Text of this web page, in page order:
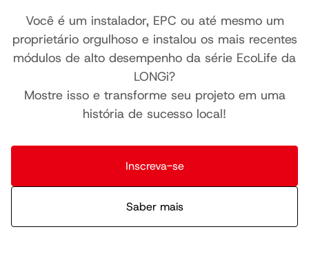
Você é um instalador, EPC ou até mesmo um
proprietário orgulhoso e instalou os mais recentes
módulos de alto desempenho da série EcoLife da
LONGi?
Mostre isso e transforme seu projeto em uma
história de sucesso local!
Saber mais
Inscreva-se